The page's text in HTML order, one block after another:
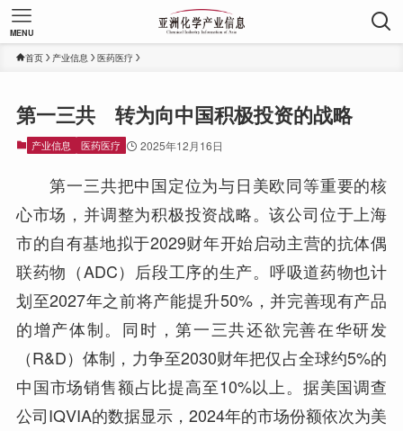
MENU
首页 产业信息 医药医疗
第一三共 转为向中国积极投资的战略
产业信息 医药医疗 2025年12月16日
第一三共把中国定位为与日美欧同等重要的核
心市场，并调整为积极投资战略。该公司位于上海
市的自有基地拟于2029财年开始启动主营的抗体偶
联药物（ADC）后段工序的生产。呼吸道药物也计
划至2027年之前将产能提升50%，并完善现有产品
的增产体制。同时，第一三共还欲完善在华研发
（R&D）体制，力争至2030财年把仅占全球约5%的
中国市场销售额占比提高至10%以上。据美国调查
公司IQVIA的数据显示，2024年的市场份额依次为美